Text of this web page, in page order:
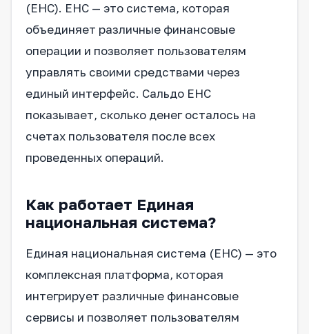
(ЕНС). ЕНС — это система, которая
объединяет различные финансовые
операции и позволяет пользователям
управлять своими средствами через
единый интерфейс. Сальдо ЕНС
показывает, сколько денег осталось на
счетах пользователя после всех
проведенных операций.
Как работает Единая
национальная система?
Единая национальная система (ЕНС) — это
комплексная платформа, которая
интегрирует различные финансовые
сервисы и позволяет пользователям